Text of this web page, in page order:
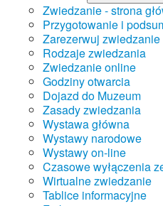
Zwiedzanie - strona
Przygotowanie i
Zarezerwuj zwiedzanie
Rodzaje zwiedzania
Zwiedzanie online
Godziny otwarcia
Dojazd do Muzeum
Zasady zwiedzania
Wystawa główna
Wystawy narodowe
Wystawy on-line
Czasowe wyłączenia
Wirtualne zwiedzanie
Tablice informacyjne